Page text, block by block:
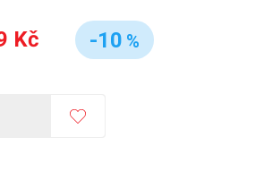
Kč -10 %